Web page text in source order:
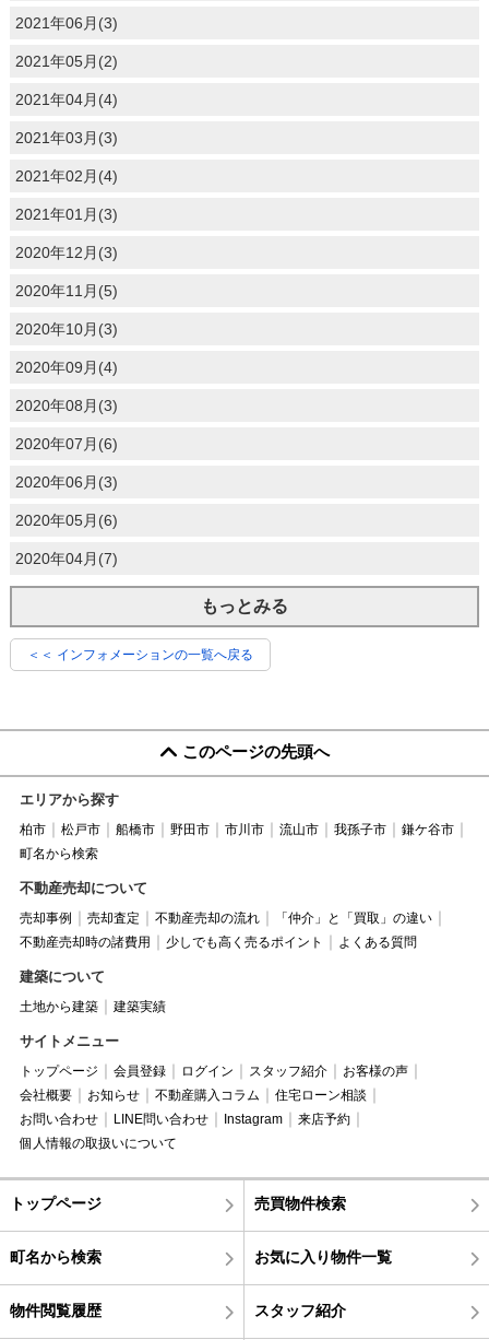
2021年06月(3)
2021年05月(2)
2021年04月(4)
2021年03月(3)
2021年02月(4)
2021年01月(3)
2020年12月(3)
2020年11月(5)
2020年10月(3)
2020年09月(4)
2020年08月(3)
2020年07月(6)
2020年06月(3)
2020年05月(6)
2020年04月(7)
もっとみる
＜＜ インフォメーションの一覧へ戻る
このページの先頭へ
エリアから探す
柏市 松戸市 船橋市 野田市 市川市 流山市 我孫子市
鎌ケ谷市
町名から検索
不動産売却について
売却事例 売却査定 不動産売却の流れ
「仲介」と「買取」の違い
不動産売却時の諸費用
少しでも高く売るポイント よくある質問
建築について
土地から建築 建築実績
サイトメニュー
トップページ 会員登録 ログイン スタッフ紹介
お客様の声
会社概要
お知らせ 不動産購入コラム
住宅ローン相談
お問い合わせ
LINE問い合わせ Instagram
来店予約
個人情報の取扱いについて
トップページ 売買物件検索
町名から検索 お気に入り物件一覧
物件閲覧履歴 スタッフ紹介